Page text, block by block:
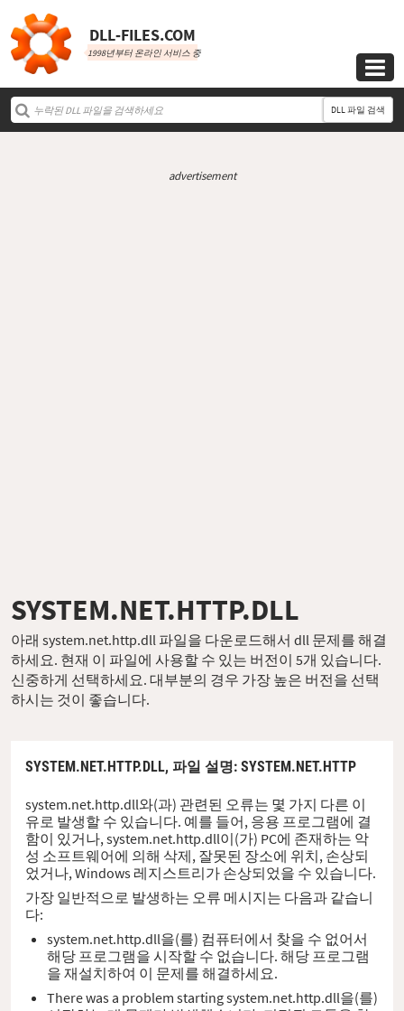
DLL‑FILES.COM
1998년부터 온라인 서비스 중

DLL 파일 검색
advertisement
SYSTEM.NET.HTTP.DLL
아래 system.net.http.dll 파일을 다운로드해서 dll 문제를 해결
하세요. 현재 이 파일에 사용할 수 있는 버전이 5개 있습니다.
신중하게 선택하세요. 대부분의 경우 가장 높은 버전을 선택
하시는 것이 좋습니다.
SYSTEM.NET.HTTP.DLL, 파일 설명: SYSTEM.NET.HTTP
system.net.http.dll와(과) 관련된 오류는 몇 가지 다른 이
유로 발생할 수 있습니다. 예를 들어, 응용 프로그램에 결
함이 있거나, system.net.http.dll이(가) PC에 존재하는 악
성 소프트웨어에 의해 삭제, 잘못된 장소에 위치, 손상되
었거나, Windows 레지스트리가 손상되었을 수 있습니다.
가장 일반적으로 발생하는 오류 메시지는 다음과 같습니
다:
system.net.http.dll을(를) 컴퓨터에서 찾을 수 없어서
해당 프로그램을 시작할 수 없습니다. 해당 프로그램
을 재설치하여 이 문제를 해결하세요.
There was a problem starting system.net.http.dll을(를)